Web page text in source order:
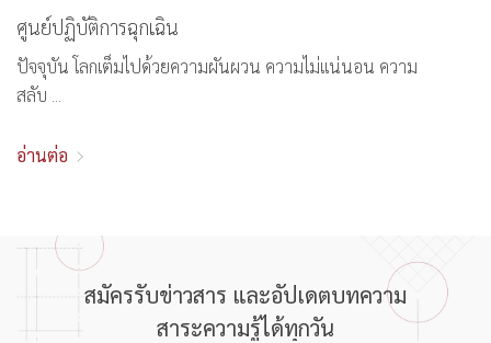
ศูนย์ปฏิบัติการฉุกเฉิน
ปัจจุบัน โลกเต็มไปด้วยความผันผวน ความไม่แน่นอน ความ
สลับ ...
อ่านต่อ
สมัครรับข่าวสาร และอัปเดตบทความ
สาระความรู้ได้ทุกวัน